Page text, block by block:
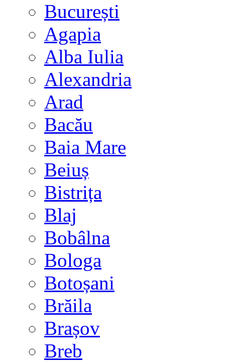
București
Agapia
Alba Iulia
Alexandria
Arad
Bacău
Baia Mare
Beiuș
Bistrița
Blaj
Bobâlna
Bologa
Botoșani
Brăila
Brașov
Breb